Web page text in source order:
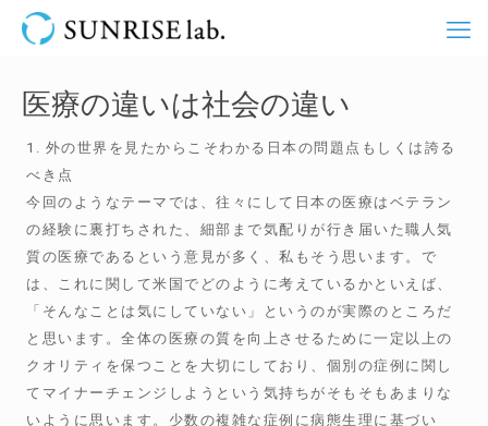
医療の違いは社会の違い
1. 外の世界を見たからこそわかる日本の問題点もしくは誇る
べき点
今回のようなテーマでは、往々にして日本の医療はベテラン
の経験に裏打ちされた、細部まで気配りが行き届いた職人気
質の医療であるという意見が多く、私もそう思います。で
は、これに関して米国でどのように考えているかといえば、
「そんなことは気にしていない」というのが実際のところだ
と思います。全体の医療の質を向上させるために一定以上の
クオリティを保つことを大切にしており、個別の症例に関し
てマイナーチェンジしようという気持ちがそもそもあまりな
いように思います。少数の複雑な症例に病態生理に基づい